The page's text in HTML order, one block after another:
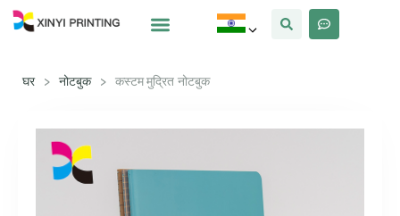
घर > नोटबुक > कस्टम मुद्रित नोटबुक